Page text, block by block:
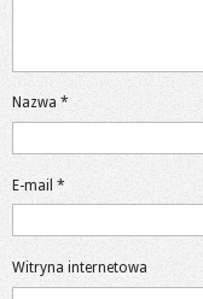
Nazwa *
E-mail *
Witryna internetowa